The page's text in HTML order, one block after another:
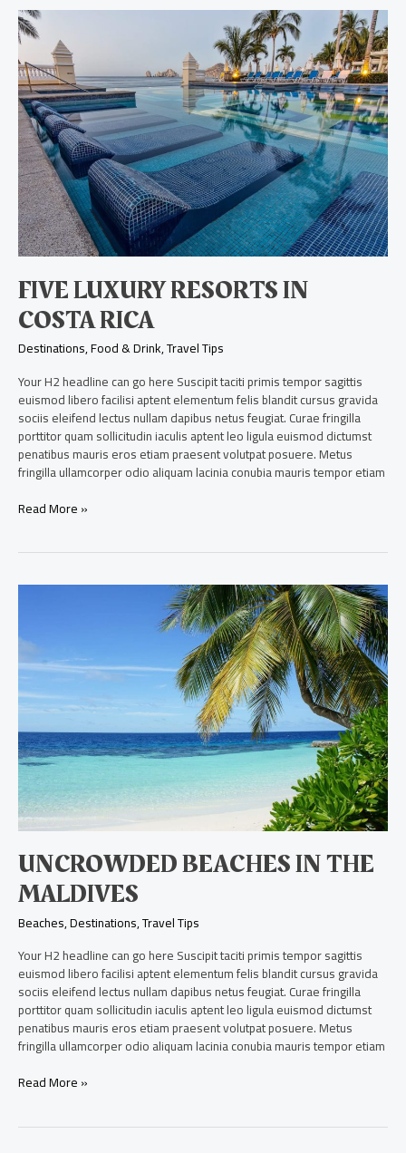
FIVE LUXURY RESORTS IN
COSTA RICA
Destinations,Food & Drink,Travel Tips
Your H2 headline can go here Suscipit taciti primis tempor sagittis
euismod libero facilisi aptent elementum felis blandit cursus gravida
sociis eleifend lectus nullam dapibus netus feugiat. Curae fringilla
porttitor quam sollicitudin iaculis aptent leo ligula euismod dictumst
penatibus mauris eros etiam praesent volutpat posuere. Metus
fringilla ullamcorper odio aliquam lacinia conubia mauris tempor etiam
Five
luxury
resorts
in
Costa
Rica
Read More »
UNCROWDED BEACHES IN THE
MALDIVES
Beaches,Destinations,Travel Tips
Your H2 headline can go here Suscipit taciti primis tempor sagittis
euismod libero facilisi aptent elementum felis blandit cursus gravida
sociis eleifend lectus nullam dapibus netus feugiat. Curae fringilla
porttitor quam sollicitudin iaculis aptent leo ligula euismod dictumst
penatibus mauris eros etiam praesent volutpat posuere. Metus
fringilla ullamcorper odio aliquam lacinia conubia mauris tempor etiam
Uncrowded
the
Maldives
Read More »